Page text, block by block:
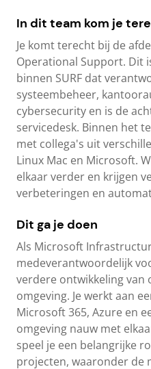
In dit team kom je
Je komt terecht bij de
Operational Support. Dit
binnen SURF dat
systeembeheer,
cybersecurity en is de
servicedesk. Binnen het
met collega's uit
Linux Mac en Microsoft.
elkaar verder en krijgen
verbeteringen en
Dit ga je doen
Als Microsoft
medeverantwoordelijk
verdere ontwikkeling van
omgeving. Je werkt aan
Microsoft 365, Azure en
omgeving nauw met
speel je een belangrijke
projecten, waaronder de